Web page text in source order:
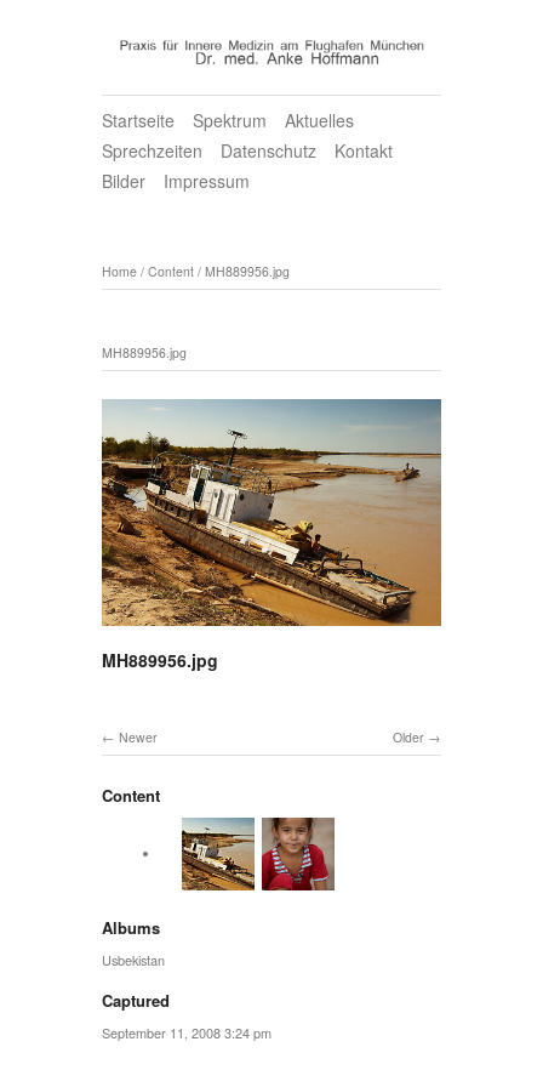
Startseite Spektrum
Aktuelles
Sprechzeiten
Datenschutz
Kontakt
Bilder
Impressum
Home / Content / MH889956.jpg
MH889956.jpg
MH889956.jpg
Older
Newer
Content
Albums
Usbekistan
Captured
September 11, 2008 3:24 pm